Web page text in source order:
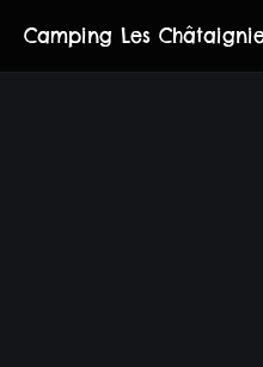
Camping Les